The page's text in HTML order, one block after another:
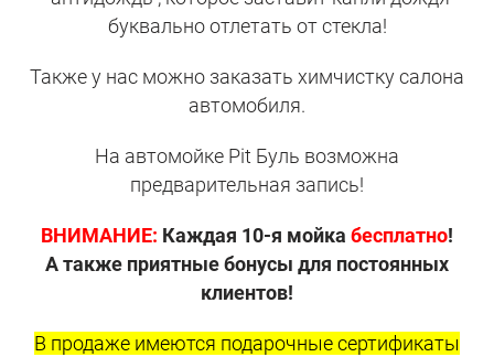
буквально отлетать от стекла!
Также у нас можно заказать химчистку салона
автомобиля.
На автомойке Pit Буль возможна
предварительная запись!
ВНИМАНИЕ: Каждая 10-я мойка бесплатно!
А также приятные бонусы для постоянных
клиентов!
В продаже имеются подарочные сертификаты